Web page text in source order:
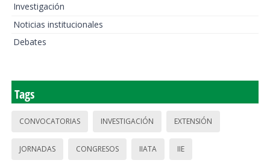
Investigación
Noticias institucionales
Debates
Tags
CONVOCATORIAS INVESTIGACIÓN EXTENSIÓN
JORNADAS CONGRESOS IIATA IIE